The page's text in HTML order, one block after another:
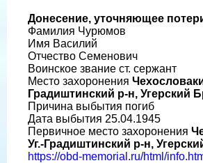
Донесение, уточняющее
Фамилия Чурюмов
Имя Василий
Отчество Семенович
Воинское звание ст. сержант
Место захоронения
Градиштинский р-н, Угерский
Причина выбытия погиб
Дата выбытия 25.04.1945
Первичное место захоронения
Уг.-Градиштинский р-н,
https://obd-memorial.ru/html/